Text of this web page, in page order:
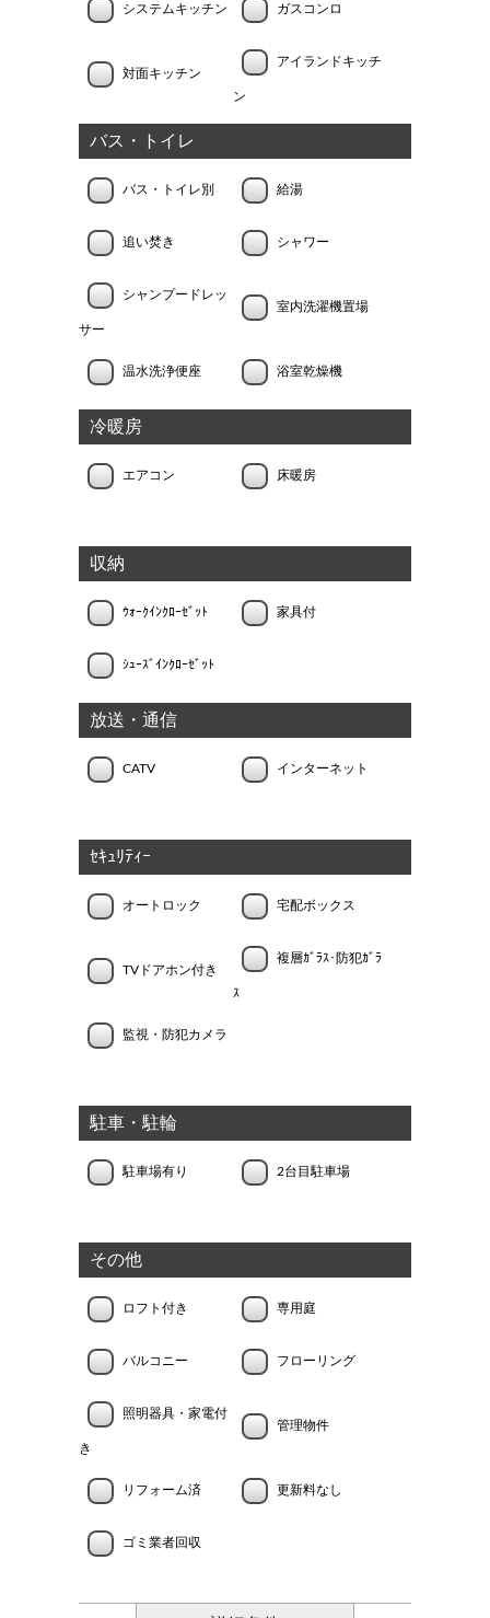
システムキッチン ガスコンロ
対面キッチン
アイランドキッチ
ン
バス・トイレ
バス・トイレ別 給湯
追い焚き シャワー
シャンプードレッ
サー
室内洗濯機置場
温水洗浄便座 浴室乾燥機
冷暖房
エアコン 床暖房
収納
ｳｫｰｸｲﾝｸﾛｰｾﾞｯﾄ 家具付
ｼｭｰｽﾞｲﾝｸﾛｰｾﾞｯﾄ
放送・通信
CATV インターネット
ｾｷｭﾘﾃｨｰ
オートロック 宅配ボックス
TVドアホン付き
複層ｶﾞﾗｽ･防犯ｶﾞﾗ
ｽ
監視・防犯カメラ
駐車・駐輪
駐車場有り 2台目駐車場
その他
ロフト付き 専用庭
バルコニー フローリング
照明器具・家電付
き
管理物件
リフォーム済 更新料なし
ゴミ業者回収